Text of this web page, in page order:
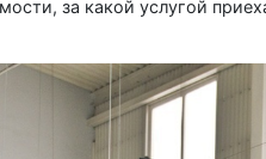
за какой услугой